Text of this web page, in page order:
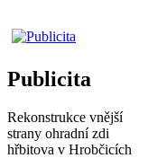
Publicita
Rekonstrukce vnější
strany ohradní zdi
hřbitova v Hrobčicích